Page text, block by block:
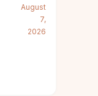
August
7,
2026